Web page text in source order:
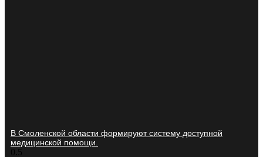
В Смоленской области формируют систему доступной
медицинской помощи.